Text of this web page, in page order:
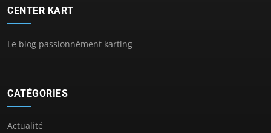
CENTER KART
Le blog passionnément karting
CATÉGORIES
Actualité